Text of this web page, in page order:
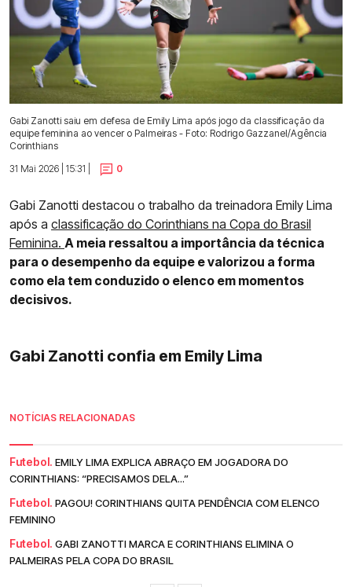
Gabi Zanotti saiu em defesa de Emily Lima após jogo da classificação da
equipe feminina ao vencer o Palmeiras - Foto: Rodrigo Gazzanel/Agência
Corinthians
31 Mai 2026 | 15:31 |
0
Gabi Zanotti destacou o trabalho da treinadora Emily Lima
após a classificação do Corinthians na Copa do Brasil
Feminina. A meia ressaltou a importância da técnica
para o desempenho da equipe e valorizou a forma
como ela tem conduzido o elenco em momentos
decisivos.
Gabi Zanotti confia em Emily Lima
NOTÍCIAS RELACIONADAS
Futebol. EMILY LIMA EXPLICA ABRAÇO EM JOGADORA DO
CORINTHIANS: “PRECISAMOS DELA...”
Futebol. PAGOU! CORINTHIANS QUITA PENDÊNCIA COM ELENCO
FEMININO
Futebol. GABI ZANOTTI MARCA E CORINTHIANS ELIMINA O
PALMEIRAS PELA COPA DO BRASIL